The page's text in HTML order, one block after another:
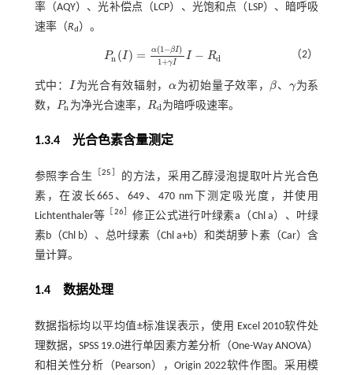
率（AQY）、光补偿点（LCP）、光饱和点（LSP）、暗呼吸
速率（Rd）。
Pn (I) = α(1−βI)
1+γI
I − Rd
Pn( I)=α (1- βI)1+γII-R d （2）
式中： I
I 为光合有效辐射，α
α 为初始量子效率， β
β 、 γ
γ为系
数，
Pn
Pn 为净光合速率， Rd
Rd 为暗呼吸速率。
1.3.4 光合色素含量测定
参照李合生 ［25］
的方法，采用乙醇浸泡提取叶片光合色
素，在波长665、649、470 nm下测定吸光度，并使用
Lichtenthaler等 ［26］修正公式进行叶绿素a（Chl a）、叶绿
素b（Chl b）、总叶绿素（Chl a+b）和类胡萝卜素（Car）含
量计算。
1.4 数据处理
数据指标均以平均值±标准误表示，使用 Excel 2010软件处
理数据，SPSS 19.0进行单因素方差分析（One-Way ANOVA）
和相关性分析（Pearson），Origin 2022软件作图。采用模